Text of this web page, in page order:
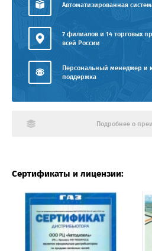
Автоматизированная
7 филиалов и 14 торговых
всей России
Персональный менеджер и
поддержка
Подробнее о
Сертификаты и лицензии: